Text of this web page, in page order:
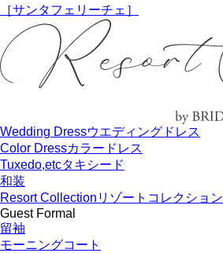
［サンタフェリーチェ］
Wedding Dressウエディングドレス
Color Dressカラードレス
Tuxedo,etcタキシード
和装
Resort Collection リゾートコレクション
Guest Formal
留袖
モーニングコート